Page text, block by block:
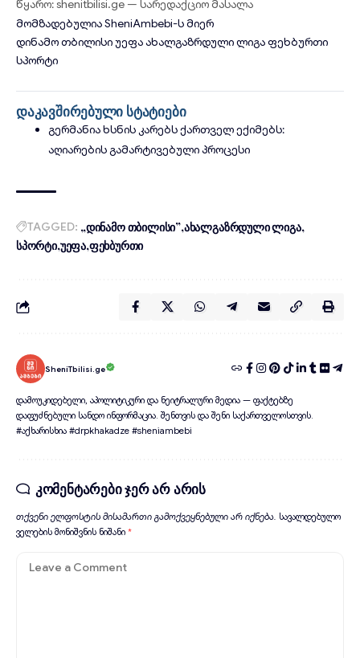
წყარო: shenitbilisi.ge — სარედაქციო მასალა
მომზადებულიაSheniAmbebi-ს მიერ
დინამო თბილისიუეფაახალგაზრდული ლიგაფეხბურთი
სპორტი
დაკავშირებული სტატიები
გერმანია ხსნის კარებს ქართველ ექიმებს:
აღიარების გამარტივებული პროცესი
TAGGED: „დინამო თბილისი” ახალგაზრდული ლიგა
სპორტი უეფა ფეხბურთი
SheniTbilisi.ge
დამოუკიდებელი, აპოლიტიკური და ნეიტრალური მედია — ფაქტებზე
დაფუძნებული სანდო ინფორმაცია. შენთვის და შენი საქართველოსთვის.
#აქხარისხია #drpkhakadze #sheniambebi
კომენტარები ჯერ არ არის
თქვენი ელფოსტის მისამართი გამოქვეყნებული არ იქნება. სავალდებულო
ველების მონიშვნის ნიშანი *